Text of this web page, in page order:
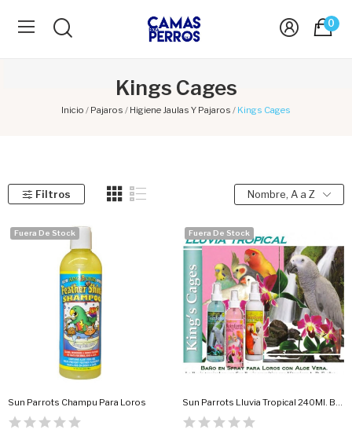
0
Kings Cages
Inicio Pajaros Higiene Jaulas Y Pajaros Kings Cages
Filtros Nombre, A a Z
Fuera De Stock
Sun Parrots Champu Para Loros
Fuera De Stock
Sun Parrots Lluvia Tropical 240Ml. Baby Powder